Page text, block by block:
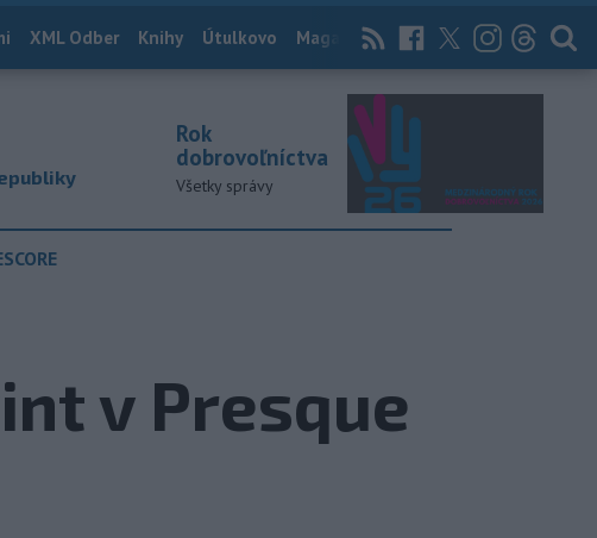
XML Odber Knihy Útulkovo Magazín News Now Archív
Rok
dobrovoľníctva
Všetky správy
v Presque